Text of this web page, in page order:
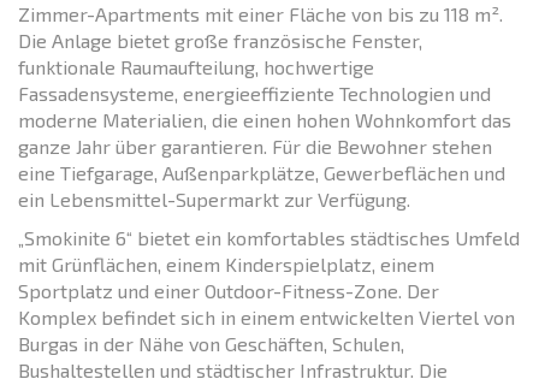
Zimmer-Apartments mit einer Fläche von bis zu 118 m².
Die Anlage bietet große französische Fenster,
funktionale Raumaufteilung, hochwertige
Fassadensysteme, energieeffiziente Technologien und
moderne Materialien, die einen hohen Wohnkomfort das
ganze Jahr über garantieren. Für die Bewohner stehen
eine Tiefgarage, Außenparkplätze, Gewerbeflächen und
ein Lebensmittel-Supermarkt zur Verfügung.
„Smokinite 6“ bietet ein komfortables städtisches Umfeld
mit Grünflächen, einem Kinderspielplatz, einem
Sportplatz und einer Outdoor-Fitness-Zone. Der
Komplex befindet sich in einem entwickelten Viertel von
Burgas in der Nähe von Geschäften, Schulen,
Bushaltestellen und städtischer Infrastruktur. Die